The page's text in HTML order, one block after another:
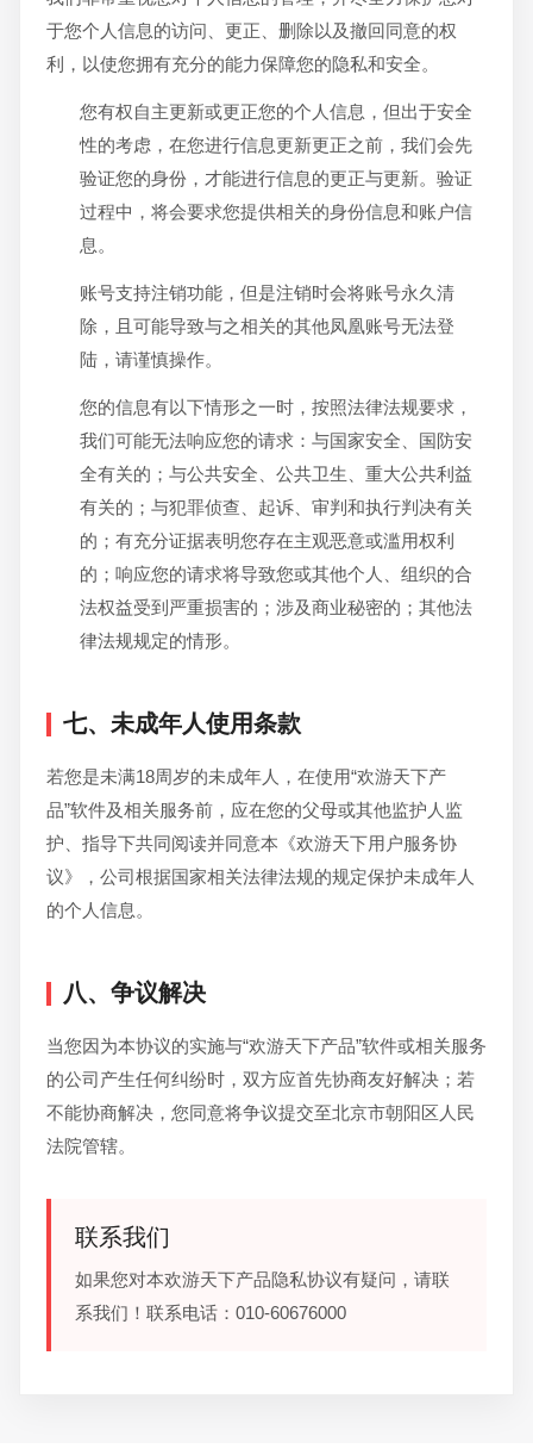
于您个人信息的访问、更正、删除以及撤回同意的权
利，以使您拥有充分的能力保障您的隐私和安全。
您有权自主更新或更正您的个人信息，但出于安全
性的考虑，在您进行信息更新更正之前，我们会先
验证您的身份，才能进行信息的更正与更新。验证
过程中，将会要求您提供相关的身份信息和账户信
息。
账号支持注销功能，但是注销时会将账号永久清
除，且可能导致与之相关的其他凤凰账号无法登
陆，请谨慎操作。
您的信息有以下情形之一时，按照法律法规要求，
我们可能无法响应您的请求：与国家安全、国防安
全有关的；与公共安全、公共卫生、重大公共利益
有关的；与犯罪侦查、起诉、审判和执行判决有关
的；有充分证据表明您存在主观恶意或滥用权利
的；响应您的请求将导致您或其他个人、组织的合
法权益受到严重损害的；涉及商业秘密的；其他法
律法规规定的情形。
七、未成年人使用条款
若您是未满18周岁的未成年人，在使用“欢游天下产
品”软件及相关服务前，应在您的父母或其他监护人监
护、指导下共同阅读并同意本《欢游天下用户服务协
议》，公司根据国家相关法律法规的规定保护未成年人
的个人信息。
八、争议解决
当您因为本协议的实施与“欢游天下产品”软件或相关服务
的公司产生任何纠纷时，双方应首先协商友好解决；若
不能协商解决，您同意将争议提交至北京市朝阳区人民
法院管辖。
联系我们
如果您对本欢游天下产品隐私协议有疑问，请联
系我们！联系电话：010-60676000